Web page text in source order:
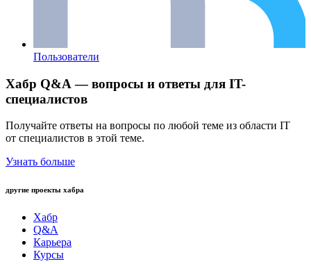
Пользователи
Хабр Q&A — вопросы и ответы для IT-
специалистов
Получайте ответы на вопросы по любой теме из области IT
от специалистов в этой теме.
Узнать больше
другие проекты хабра
Хабр
Q&A
Карьера
Курсы